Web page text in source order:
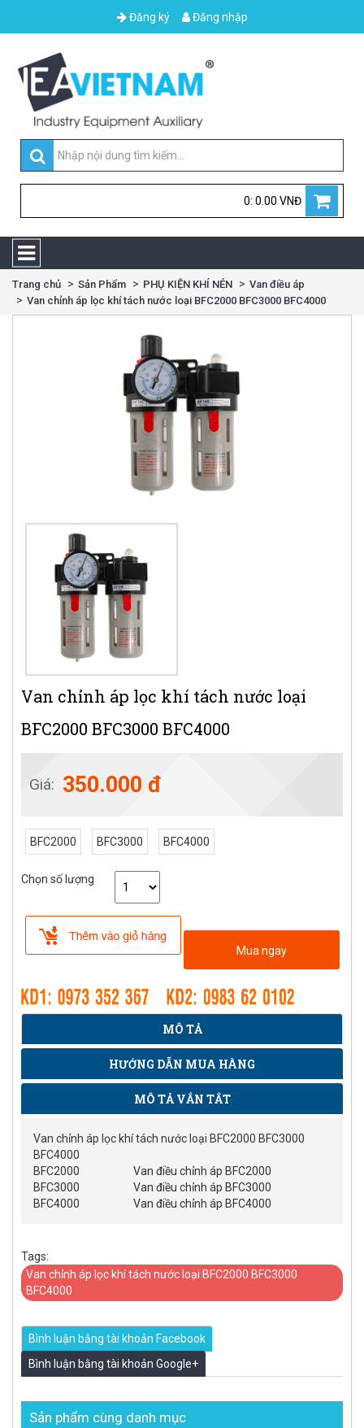
Đăng ký Đăng nhập
0: 0.00 VNĐ
Trang chủ Sản Phẩm PHỤ KIỆN KHÍ NÉN
Van điều áp
Van chỉnh áp lọc khí tách nước loại BFC2000 BFC3000 BFC4000
Van chỉnh áp lọc khí tách nước loại
BFC2000 BFC3000 BFC4000
Giá: 350.000 đ
BFC2000 BFC3000 BFC4000
Chọn số lượng
Mua ngay
MÔ TẢ
HƯỚNG DẪN MUA HÀNG
MÔ TẢ VẮN TẮT
Van chỉnh áp lọc khí tách nước loại BFC2000 BFC3000
BFC4000
BFC2000
Van điều chỉnh áp BFC2000
BFC3000
Van điều chỉnh áp BFC3000
BFC4000
Van điều chỉnh áp BFC4000
Tags:
Van chỉnh áp lọc khí tách nước loại BFC2000 BFC3000
BFC4000
Bình luận bằng tài khoản Facebook
Bình luận bằng tài khoản Google+
Sản phẩm cùng danh mục